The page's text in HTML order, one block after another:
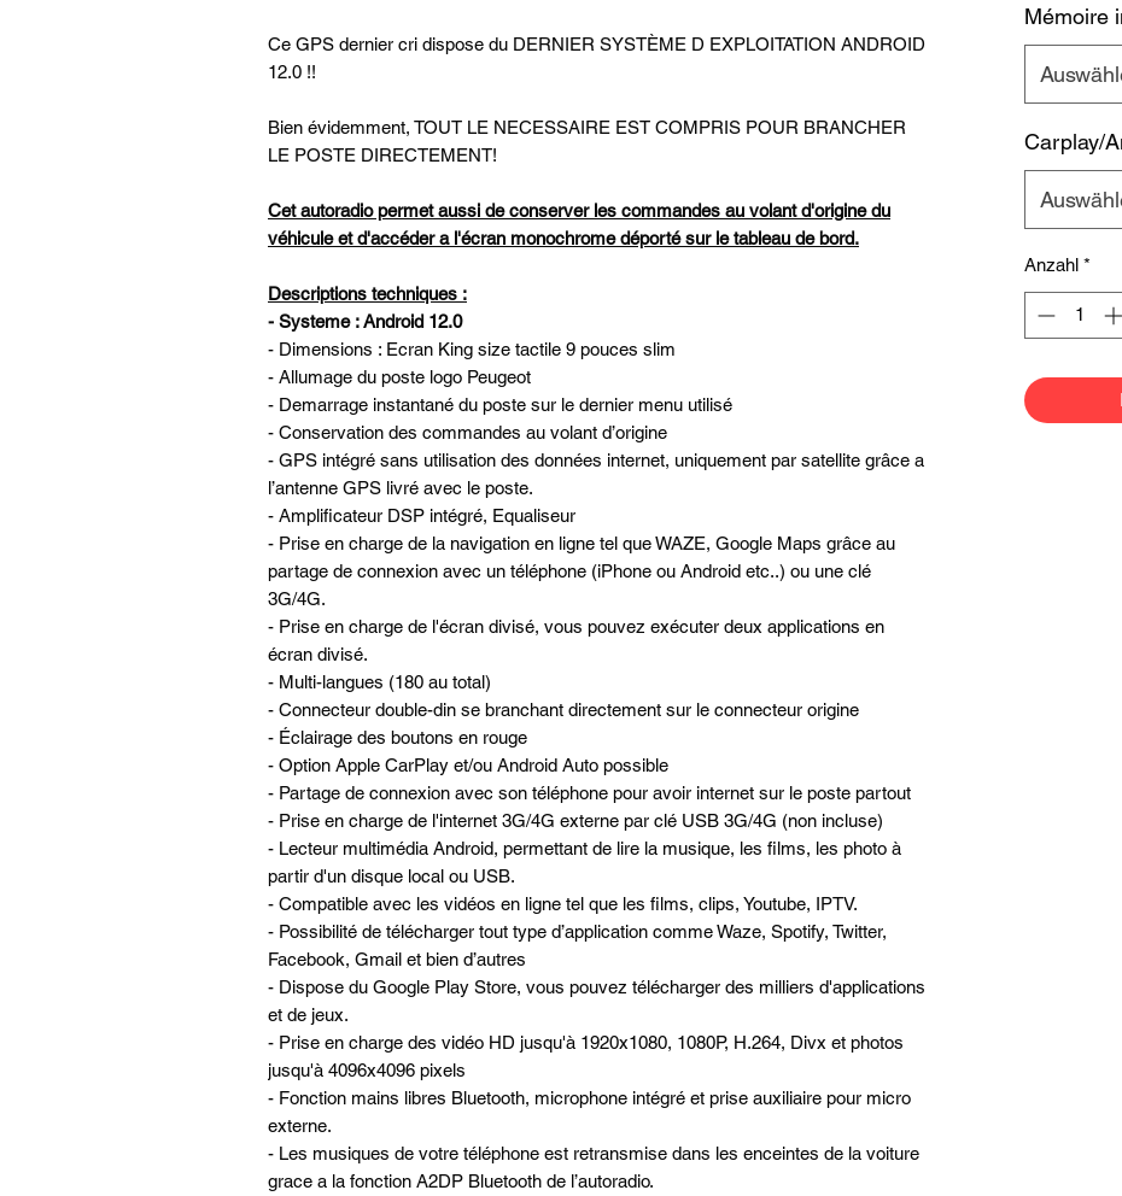
Ce GPS dernier cri dispose du DERNIER SYSTÈME D EXPLOITATION ANDROID
12.0 !!
Bien évidemment, TOUT LE NECESSAIRE EST COMPRIS POUR BRANCHER
LE POSTE DIRECTEMENT!
Cet autoradio permet aussi de conserver les commandes au volant d'origine du
véhicule et d'accéder a l'écran monochrome déporté sur le tableau de bord.
Descriptions techniques :
- Systeme : Android 12.0
- Dimensions : Ecran King size tactile 9 pouces slim
- Allumage du poste logo Peugeot
- Demarrage instantané du poste sur le dernier menu utilisé
- Conservation des commandes au volant d’origine
- GPS intégré sans utilisation des données internet, uniquement par satellite grâce a
l’antenne GPS livré avec le poste.
- Amplificateur DSP intégré, Equaliseur
- Prise en charge de la navigation en ligne tel que WAZE, Google Maps grâce au
partage de connexion avec un téléphone (iPhone ou Android etc..) ou une clé
3G/4G.
- Prise en charge de l'écran divisé, vous pouvez exécuter deux applications en
écran divisé.
- Multi-langues (180 au total)
- Connecteur double-din se branchant directement sur le connecteur origine
- Éclairage des boutons en rouge
- Option Apple CarPlay et/ou Android Auto possible
- Partage de connexion avec son téléphone pour avoir internet sur le poste partout
- Prise en charge de l'internet 3G/4G externe par clé USB 3G/4G (non incluse)
- Lecteur multimédia Android, permettant de lire la musique, les films, les photo à
partir d'un disque local ou USB.
- Compatible avec les vidéos en ligne tel que les films, clips, Youtube, IPTV.
- Possibilité de télécharger tout type d’application comme Waze, Spotify, Twitter,
Facebook, Gmail et bien d’autres
- Dispose du Google Play Store, vous pouvez télécharger des milliers d'applications
et de jeux.
- Prise en charge des vidéo HD jusqu'à 1920x1080, 1080P, H.264, Divx et photos
jusqu'à 4096x4096 pixels
- Fonction mains libres Bluetooth, microphone intégré et prise auxiliaire pour micro
externe.
- Les musiques de votre téléphone est retransmise dans les enceintes de la voiture
grace a la fonction A2DP Bluetooth de l’autoradio.
Mémoire
Carplay/
Anzahl *